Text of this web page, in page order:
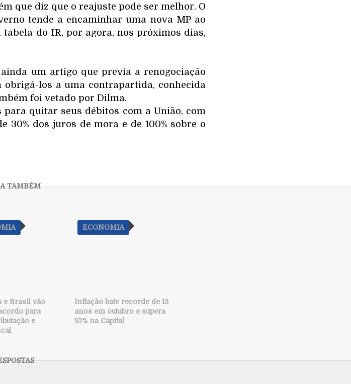
que diz que o reajuste pode ser melhor. O
tende a encaminhar uma nova MP ao
tabela do IR, por agora, nos próximos dias,
um artigo que previa a renogociação
los a uma contrapartida, conhecida
foi vetado por Dilma.
quitar seus débitos com a União, com
30% dos juros de mora e de 100% sobre o
e Brasil vão
para
e
ECONOMIA
Inflação bate recorde de 13
anos em outubro e supera
10% na Capital